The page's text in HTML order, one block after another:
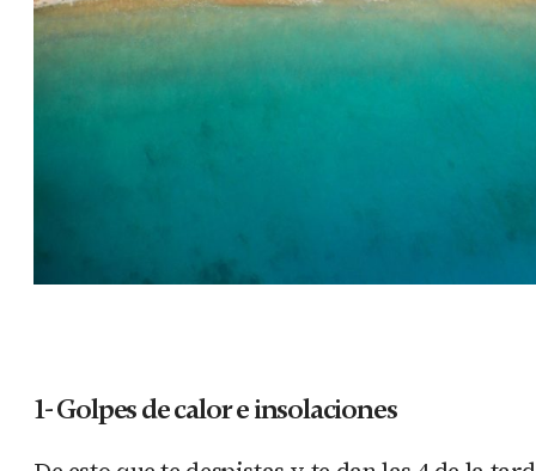
1- Golpes de calor e insolaciones